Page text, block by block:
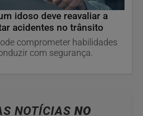
idoso deve reavaliar a
acidentes no trânsito
comprometer habilidades
com segurança.
NOTÍCIASNO